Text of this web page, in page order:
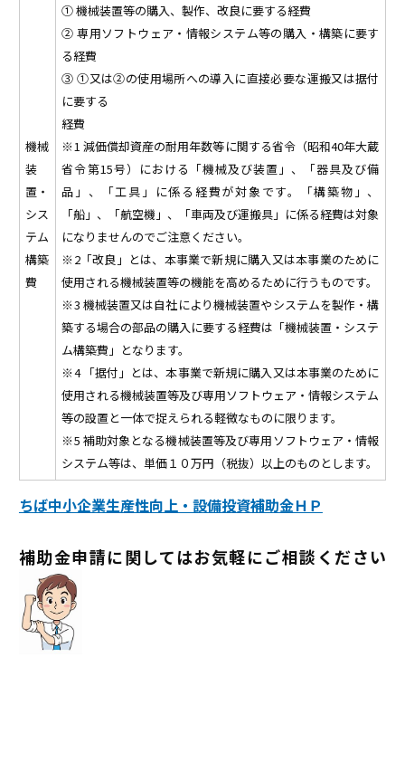
機械
装
置・
シス
テム
構築
費
① 機械装置等の購入、製作、改良に要する経費
② 専用ソフトウェア・情報システム等の購入・構築に要す
る経費
③ ①又は②の使用場所への導入に直接必要な運搬又は据付
に要する
経費
※1 減価償却資産の耐用年数等に関する省令（昭和40年大蔵
省令第15号）における「機械及び装置」、「器具及び備
品」、「工具」に係る経費が対象です。「構築物」、
「船」、「航空機」、「車両及び運搬具」に係る経費は対象
になりませんのでご注意ください。
※2「改良」とは、本事業で新規に購入又は本事業のために
使用される機械装置等の機能を高めるために行うものです。
※3 機械装置又は自社により機械装置やシステムを製作・構
築する場合の部品の購入に要する経費は「機械装置・システ
ム構築費」となります。
※4 「据付」とは、本事業で新規に購入又は本事業のために
使用される機械装置等及び専用ソフトウェア・情報システム
等の設置と一体で捉えられる軽微なものに限ります。
※5 補助対象となる機械装置等及び専用ソフトウェア・情報
システム等は、単価１０万円（税抜）以上のものとします。
ちば中小企業生産性向上・設備投資補助金ＨＰ
補助金申請に関してはお気軽にご相談ください